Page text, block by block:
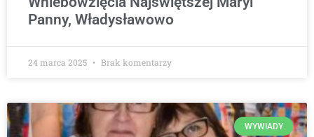
Panny, Władysławowo
24 marca 2025 Brak komentarzy
WYWIADY